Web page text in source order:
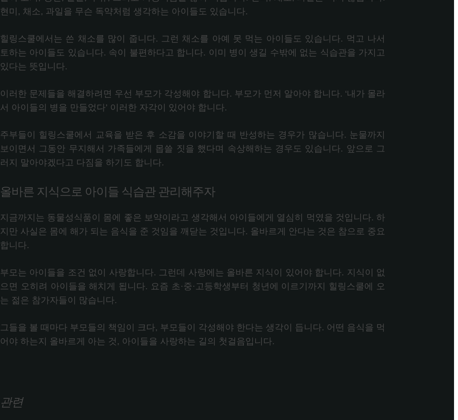
현미, 채소, 과일을 무슨 독약처럼 생각하는 아이들도 있습니다.
힐링스쿨에서는 쓴 채소를 많이 줍니다. 그런 채소를 아예 못 먹는 아이들도 있습니다. 먹고 나서
토하는 아이들도 있습니다. 속이 불편하다고 합니다. 이미 병이 생길 수밖에 없는 식습관을 가지고
있다는 뜻입니다.
이러한 문제들을 해결하려면 우선 부모가 각성해야 합니다. 부모가 먼저 알아야 합니다. ‘내가 몰라
서 아이들의 병을 만들었다’ 이러한 자각이 있어야 합니다.
주부들이 힐링스쿨에서 교육을 받은 후 소감을 이야기할 때 반성하는 경우가 많습니다. 눈물까지
보이면서 그동안 무지해서 가족들에게 몹쓸 짓을 했다며 속상해하는 경우도 있습니다. 앞으로 그
러지 말아야겠다고 다짐을 하기도 합니다.
올바른 지식으로 아이들 식습관 관리해주자
지금까지는 동물성식품이 몸에 좋은 보약이라고 생각해서 아이들에게 열심히 먹였을 것입니다. 하
지만 사실은 몸에 해가 되는 음식을 준 것임을 깨닫는 것입니다. 올바르게 안다는 것은 참으로 중요
합니다.
부모는 아이들을 조건 없이 사랑합니다. 그런데 사랑에는 올바른 지식이 있어야 합니다. 지식이 없
으면 오히려 아이들을 해치게 됩니다. 요즘 초·중·고등학생부터 청년에 이르기까지 힐링스쿨에 오
는 젊은 참가자들이 많습니다.
그들을 볼 때마다 부모들의 책임이 크다, 부모들이 각성해야 한다는 생각이 듭니다. 어떤 음식을 먹
어야 하는지 올바르게 아는 것, 아이들을 사랑하는 길의 첫걸음입니다.
관련